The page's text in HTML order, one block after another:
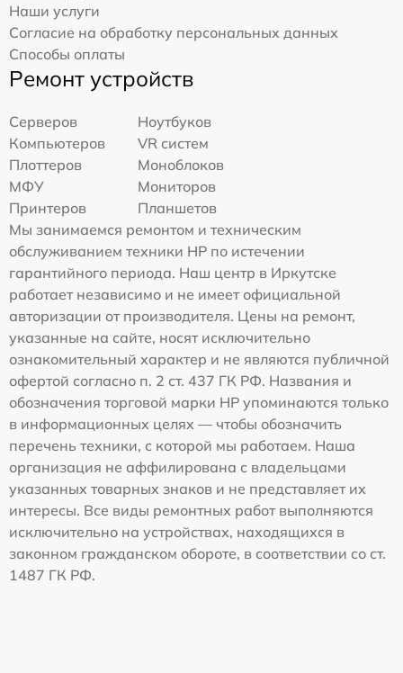
Наши услуги
Согласие на обработку персональных данных
Способы оплаты
Ремонт устройств
Серверов
Ноутбуков
Компьютеров
VR систем
Плоттеров
Моноблоков
МФУ
Мониторов
Принтеров
Планшетов
Мы занимаемся ремонтом и техническим
обслуживанием техники HP по истечении
гарантийного периода. Наш центр в Иркутске
работает независимо и не имеет официальной
авторизации от производителя. Цены на ремонт,
указанные на сайте, носят исключительно
ознакомительный характер и не являются публичной
офертой согласно п. 2 ст. 437 ГК РФ. Названия и
обозначения торговой марки HP упоминаются только
в информационных целях — чтобы обозначить
перечень техники, с которой мы работаем. Наша
организация не аффилирована с владельцами
указанных товарных знаков и не представляет их
интересы. Все виды ремонтных работ выполняются
исключительно на устройствах, находящихся в
законном гражданском обороте, в соответствии со ст.
1487 ГК РФ.